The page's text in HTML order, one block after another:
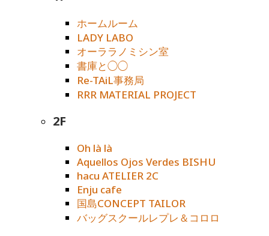
ホームルーム
LADY LABO
オーララノミシン室
書庫と◯◯
Re-TAiL事務局
RRR MATERIAL PROJECT
2F
Oh là là
Aquellos Ojos Verdes BISHU
hacu ATELIER 2C
Enju cafe
国島CONCEPT TAILOR
バッグスクールレプレ＆コロロ